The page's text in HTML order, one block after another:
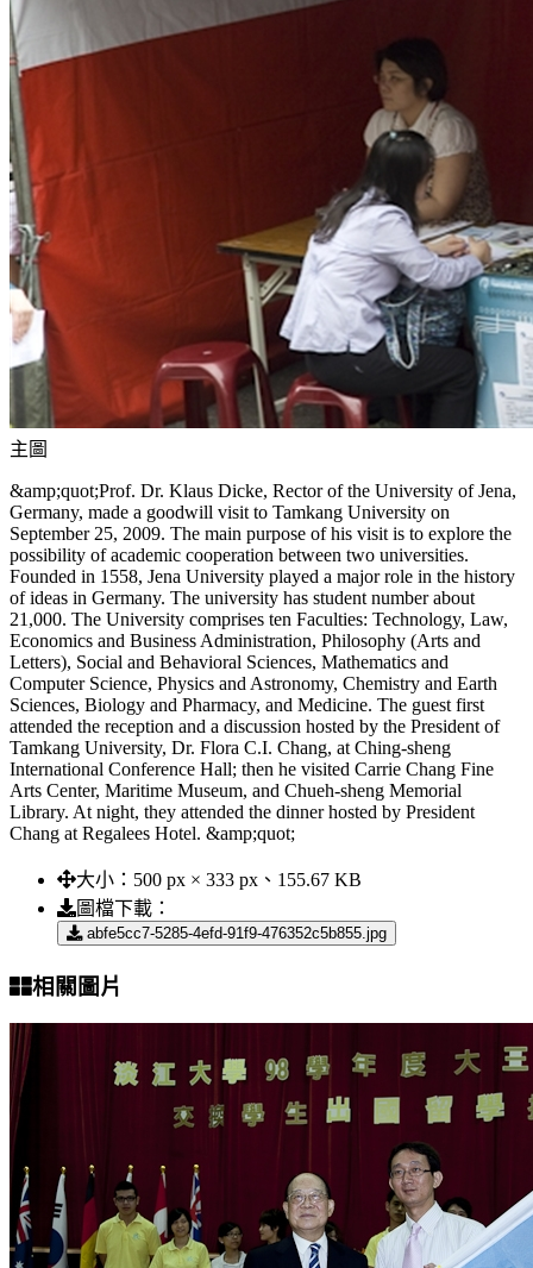
主圖
&amp;quot;Prof. Dr. Klaus Dicke, Rector of the University of Jena,
Germany, made a goodwill visit to Tamkang University on
September 25, 2009. The main purpose of his visit is to explore the
possibility of academic cooperation between two universities.
Founded in 1558, Jena University played a major role in the history
of ideas in Germany. The university has student number about
21,000. The University comprises ten Faculties: Technology, Law,
Economics and Business Administration, Philosophy (Arts and
Letters), Social and Behavioral Sciences, Mathematics and
Computer Science, Physics and Astronomy, Chemistry and Earth
Sciences, Biology and Pharmacy, and Medicine. The guest first
attended the reception and a discussion hosted by the President of
Tamkang University, Dr. Flora C.I. Chang, at Ching-sheng
International Conference Hall; then he visited Carrie Chang Fine
Arts Center, Maritime Museum, and Chueh-sheng Memorial
Library. At night, they attended the dinner hosted by President
Chang at Regalees Hotel. &amp;quot;
大小： 500 px × 333 px、155.67 KB
圖檔下載：
abfe5cc7-5285-4efd-91f9-476352c5b855.jpg
相關圖片